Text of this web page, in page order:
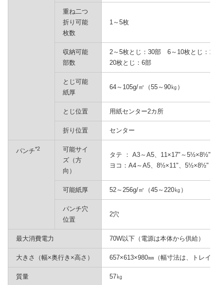
重ね二つ
折り可能
枚数
1～5枚
収納可能
部数
2～5枚とじ：30部 6～10枚とじ：
20枚とじ：6部
とじ可能
紙厚
64～105g/㎡（55～90㎏）
とじ位置 用紙センター2カ所
折り位置 センター
パンチ*2
可能サイ
ズ（方
向）
タテ ： A3～A5、11×17"～5½×8½"
ヨコ：A4～A5、8½×11"、5½×8½"
可能紙厚 52～256g/㎡（45～220㎏）
パンチ穴
位置
2穴
最大消費電力 70W以下（電源は本体から供給）
大きさ（幅×奥行き×高さ） 657×613×980㎜（幅寸法は、トレイ
質量 57㎏